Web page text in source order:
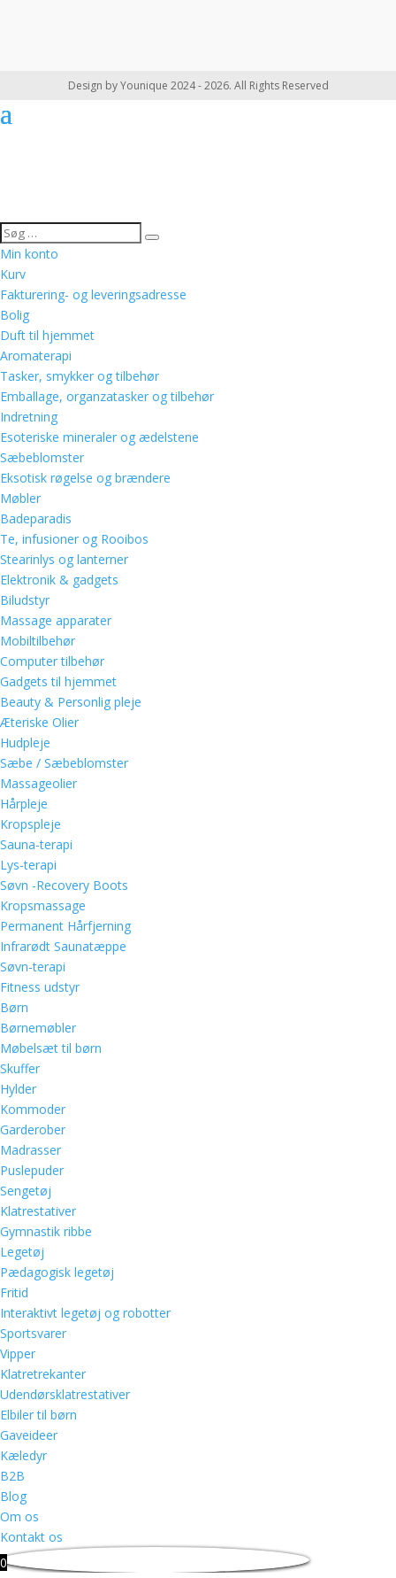
Design by Younique 2024 - 2026. All Rights Reserved
Min konto
Kurv
Fakturering- og leveringsadresse
Bolig
Duft til hjemmet
Aromaterapi
Tasker, smykker og tilbehør
Emballage, organzatasker og tilbehør
Indretning
Esoteriske mineraler og ædelstene
Sæbeblomster
Eksotisk røgelse og brændere
Møbler
Badeparadis
Te, infusioner og Rooibos
Stearinlys og lanterner
Elektronik & gadgets
Biludstyr
Massage apparater
Mobiltilbehør
Computer tilbehør
Gadgets til hjemmet
Beauty & Personlig pleje
Æteriske Olier
Hudpleje
Sæbe / Sæbeblomster
Massageolier
Hårpleje
Kropspleje
Sauna-terapi
Lys-terapi
Søvn -Recovery Boots
Kropsmassage
Permanent Hårfjerning
Infrarødt Saunatæppe
Søvn-terapi
Fitness udstyr
Børn
Børnemøbler
Møbelsæt til børn
Skuffer
Hylder
Kommoder
Garderober
Madrasser
Puslepuder
Sengetøj
Klatrestativer
Gymnastik ribbe
Legetøj
Pædagogisk legetøj
Fritid
Interaktivt legetøj og robotter
Sportsvarer
Vipper
Klatretrekanter
Udendørsklatrestativer
Elbiler til børn
Gaveideer
Kæledyr
B2B
Blog
Om os
Kontakt os
0